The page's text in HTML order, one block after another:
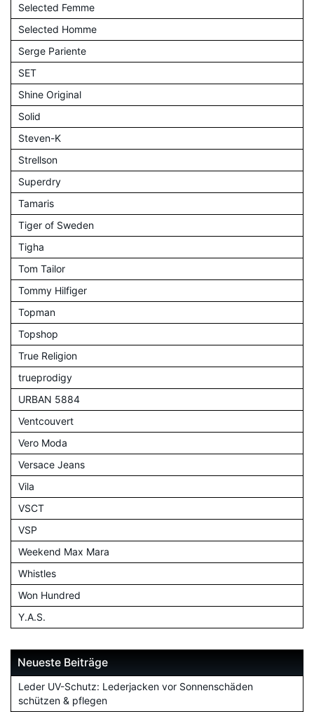
Selected Femme
Selected Homme
Serge Pariente
SET
Shine Original
Solid
Steven-K
Strellson
Superdry
Tamaris
Tiger of Sweden
Tigha
Tom Tailor
Tommy Hilfiger
Topman
Topshop
True Religion
trueprodigy
URBAN 5884
Ventcouvert
Vero Moda
Versace Jeans
Vila
VSCT
VSP
Weekend Max Mara
Whistles
Won Hundred
Y.A.S.
Neueste Beiträge
Leder UV-Schutz: Lederjacken vor Sonnenschäden
schützen & pflegen